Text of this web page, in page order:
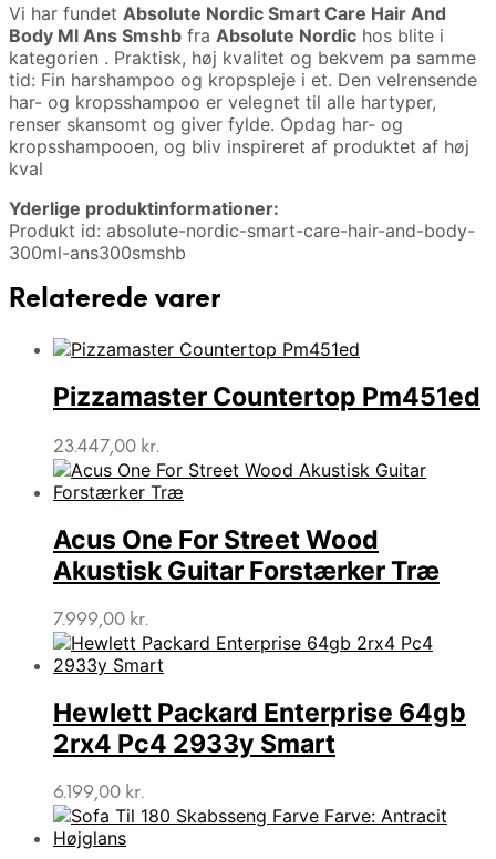
Vi har fundet Absolute Nordic Smart Care Hair And
Body Ml Ans Smshb fra Absolute Nordic hos blite i
kategorien . Praktisk, høj kvalitet og bekvem pa samme
tid: Fin harshampoo og kropspleje i et. Den velrensende
har- og kropsshampoo er velegnet til alle hartyper,
renser skansomt og giver fylde. Opdag har- og
kropsshampooen, og bliv inspireret af produktet af høj
kval
Yderlige produktinformationer:
Produkt id: absolute-nordic-smart-care-hair-and-body-
300ml-ans300smshb
Relaterede varer
Pizzamaster Countertop Pm451ed
23.447,00 kr.
Acus One For Street Wood
Akustisk Guitar Forstærker Træ
7.999,00 kr.
Hewlett Packard Enterprise 64gb
2rx4 Pc4 2933y Smart
6.199,00 kr.